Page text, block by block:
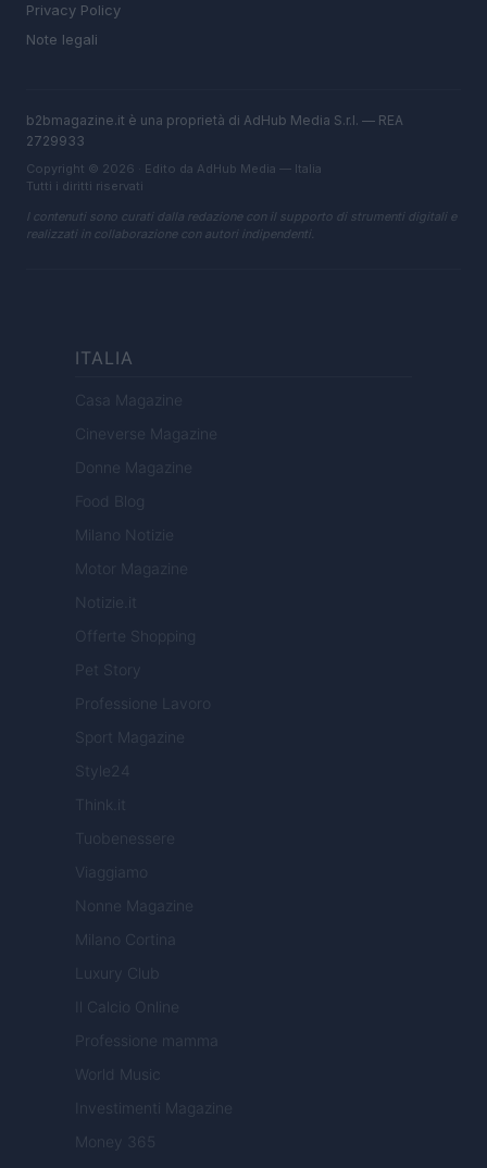
Privacy Policy
Note legali
b2bmagazine.it è una proprietà di AdHub Media S.r.l. — REA
2729933
Copyright © 2026 · Edito da AdHub Media — Italia
Tutti i diritti riservati
I contenuti sono curati dalla redazione con il supporto di strumenti digitali e
realizzati in collaborazione con autori indipendenti.
ITALIA
Casa Magazine
Cineverse Magazine
Donne Magazine
Food Blog
Milano Notizie
Motor Magazine
Notizie.it
Offerte Shopping
Pet Story
Professione Lavoro
Sport Magazine
Style24
Think.it
Tuobenessere
Viaggiamo
Nonne Magazine
Milano Cortina
Luxury Club
Il Calcio Online
Professione mamma
World Music
Investimenti Magazine
Money 365